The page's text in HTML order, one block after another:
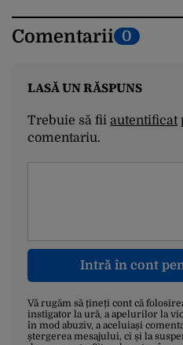
Comentarii 0
LASĂ UN RĂSPUNS
Trebuie să fii autentificat
comentariu.
Intră în cont
Vă rugăm să țineți cont că
instigator la ură, a apelurilor la
în mod abuziv, a aceluiași
ștergerea mesajului, ci și la